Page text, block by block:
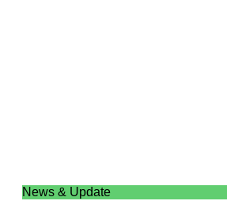
News & Update